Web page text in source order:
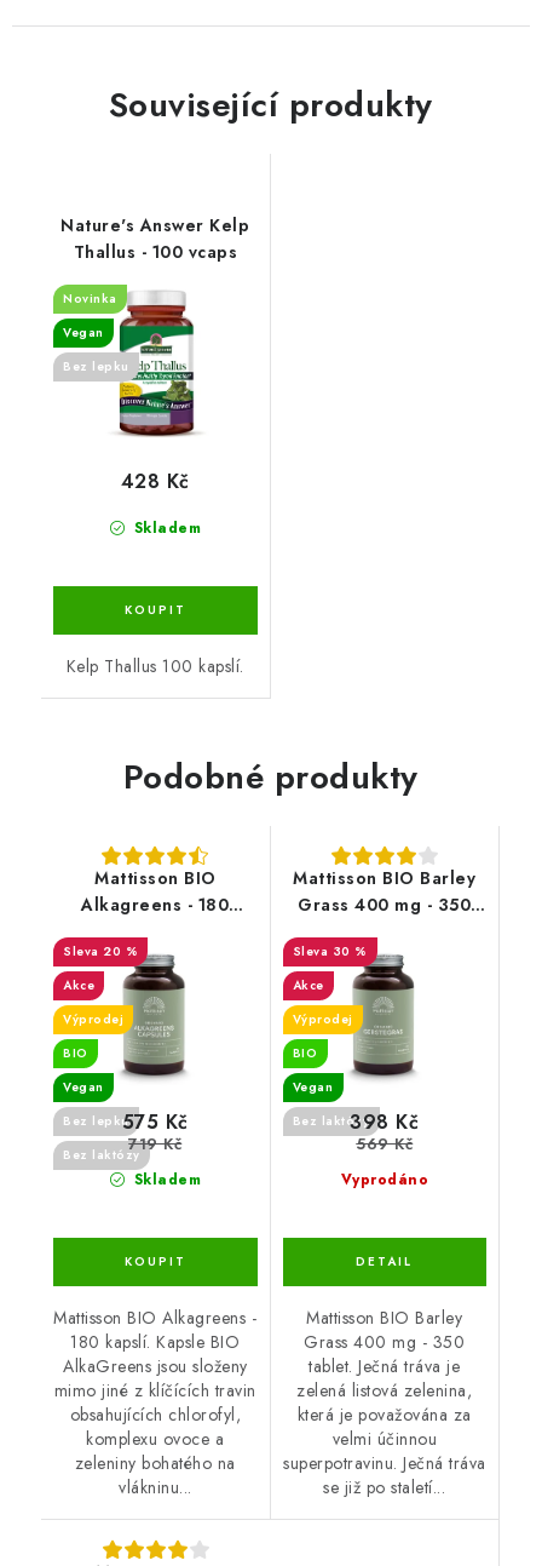
Související produkty
Nature's Answer Kelp
Thallus - 100 vcaps
Novinka
Vegan
Bez lepku
Skladem
428 Kč
Kelp Thallus 100 kapslí.
Podobné produkty
Mattisson BIO
Alkagreens - 180
20 %
Akce
Výprodej
BIO
Vegan
Bez lepku
Bez laktózy
Skladem
575 Kč
719 Kč
Mattisson BIO Alkagreens -
180 kapslí. Kapsle BIO
AlkaGreens jsou složeny
mimo jiné z klíčících travin
obsahujících chlorofyl,
komplexu ovoce a
zeleniny bohatého na
vlákninu...
Mattisson BIO Barley
Grass 400 mg - 350
30 %
Akce
Výprodej
BIO
Vegan
Bez laktózy
Vyprodáno
398 Kč
569 Kč
Mattisson BIO Barley
Grass 400 mg - 350
tablet. Ječná tráva je
zelená listová zelenina,
která je považována za
velmi účinnou
superpotravinu. Ječná tráva
se již po staletí...